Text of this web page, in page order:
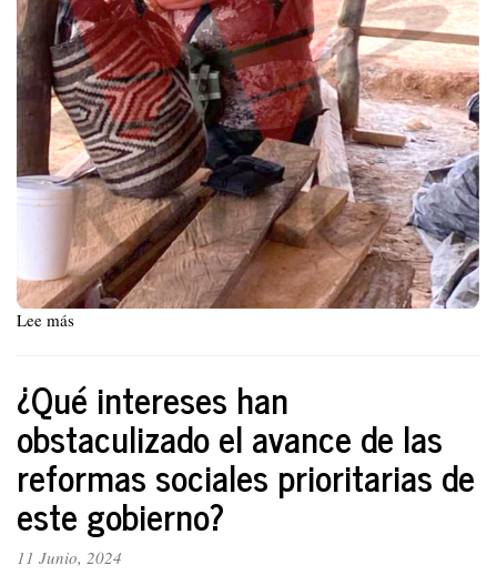
Lee más
de
Yezid
García:
comentarios
en
las
redes
¿Qué intereses han
obstaculizado el avance de las
reformas sociales prioritarias de
este gobierno?
11 Junio, 2024